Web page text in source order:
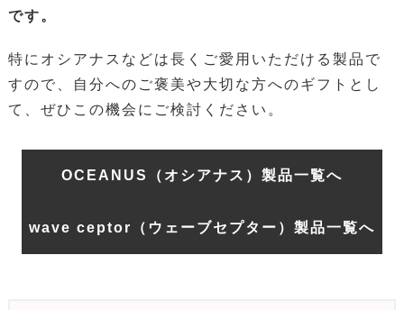
です。
特にオシアナスなどは長くご愛用いただける製品で
すので、自分へのご褒美や大切な方へのギフトとし
て、ぜひこの機会にご検討ください。
OCEANUS（オシアナス）製品一覧へ
wave ceptor（ウェーブセプター）製品一覧へ